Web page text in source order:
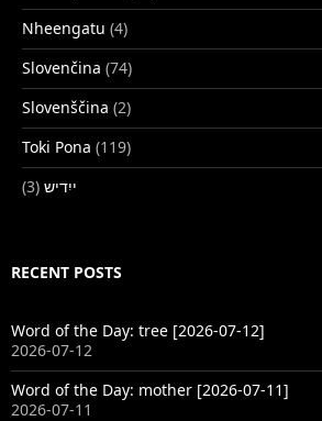
Nheengatu (4)
Slovenčina (74)
Slovenščina (2)
Toki Pona (119)
ייִדיש (3)
RECENT POSTS
Word of the Day: tree [2026-07-12]
2026-07-12
Word of the Day: mother [2026-07-11]
2026-07-11